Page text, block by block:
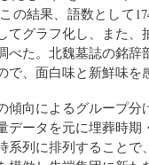
の結果、語数として
てグラフ化し、また
べた。北魏墓誌の銘
で、面白味と新鮮味を
傾向によるグループ分
データを元に埋葬時
系列に排列することで